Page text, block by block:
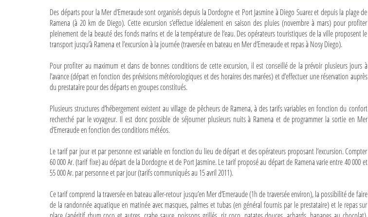
Des départs pour la Mer d’Emeraude sont organisés depuis la Dordogne et Port Jasmine à Diego Suarez et depuis la plage de
Ramena (à 20 km de Diego). Cette excursion s’effectue idéalement en saison des pluies (novembre à mars) pour profiter
pleinement de la beauté des fonds marins et de la température de l’eau. Des opérateurs touristiques de la ville proposent le
transport jusqu’à Ramena et l’excursion à la journée (traversée en bateau en Mer d’Emeraude et repas à Nosy Diego).
Pour profiter au maximum et dans de bonnes conditions de cette excursion, il est conseillé de la prévoir plusieurs jours à
l’avance (départ en fonction des prévisions météorologiques et des horaires des marées) et d’effectuer une réservation auprès
du prestataire pour des départs en groupes constitués.
Plusieurs structures d’hébergement existent au village de pêcheurs de Ramena, à des tarifs variables en fonction du confort
recherché par le voyageur. Il est donc possible de séjourner plusieurs nuits à Ramena et de programmer la sortie en Mer
d’Emeraude en fonction des conditions météos.
Le tarif par jour et par personne est variable en fonction du lieu de départ et des opérateurs proposant l’excursion. Compter
60 000 Ar. (tarif fixe) au départ de la Dordogne et de Port Jasmine. Le tarif proposé au départ de Ramena varie entre 40 000 et
55 000 Ar. par personne et par jour (tarifs communiqués au 15 avril 2011).
Ce tarif comprend la traversée en bateau aller-retour jusqu’en Mer d’Emeraude (1h de traversée environ), la possibilité de faire
de la randonnée aquatique en matinée avec masques, palmes et tubas (en général fournis par le prestataire) et le repas sur